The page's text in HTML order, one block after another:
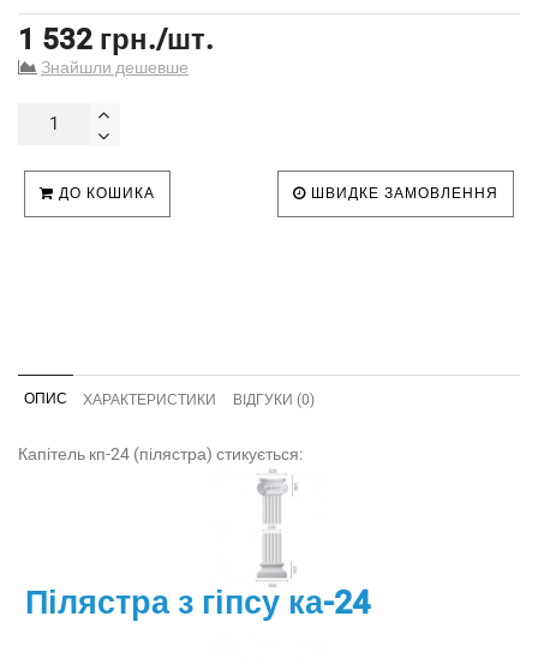
1 532 грн./шт.
Знайшли дешевше
ДО КОШИКА ШВИДКЕ ЗАМОВЛЕННЯ
ОПИС ХАРАКТЕРИСТИКИ ВІДГУКИ (0)
Капітель кп-24 (пілястра) стикується:
Пілястра з гіпсу ка-24